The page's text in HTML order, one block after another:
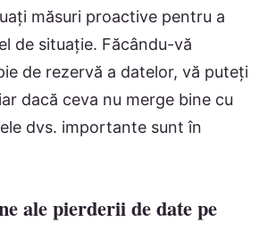
măsuri proactive pentru a
de situație. Făcându-vă
de rezervă a datelor, vă puteți
dacă ceva nu merge bine cu
dvs. importante sunt în
ale pierderii de date pe